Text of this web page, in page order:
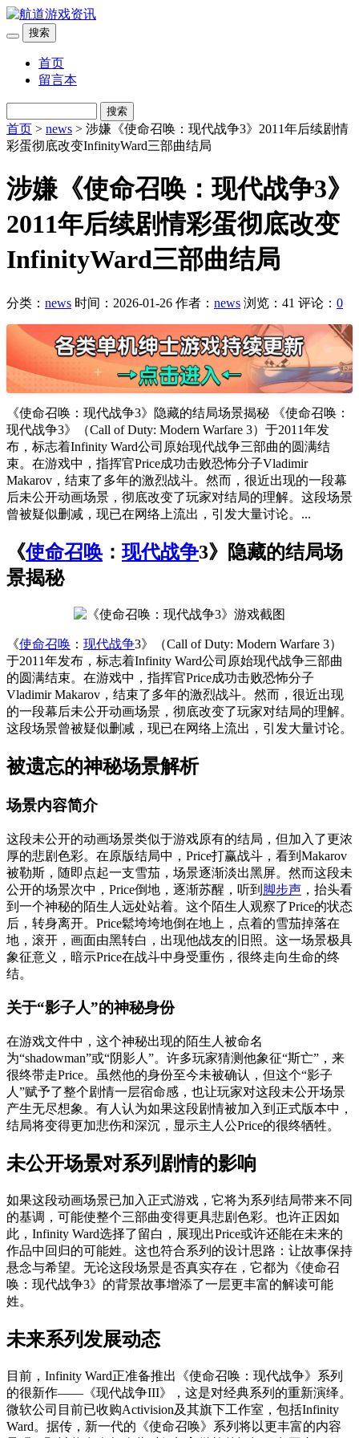
搜索
首页
留言本
搜索
首页 > news > 涉嫌《使命召唤：现代战争3》2011年后续剧情
彩蛋彻底改变InfinityWard三部曲结局
涉嫌《使命召唤：现代战争3》
2011年后续剧情彩蛋彻底改变
InfinityWard三部曲结局
分类： news 时间：2026-01-26 作者： news 浏览：41 评论： 0
《使命召唤：现代战争3》隐藏的结局场景揭秘 《使命召唤：
现代战争3》（Call of Duty: Modern Warfare 3）于2011年发
布，标志着Infinity Ward公司原始现代战争三部曲的圆满结
束。在游戏中，指挥官Price成功击败恐怖分子Vladimir
Makarov，结束了多年的激烈战斗。然而，很近出现的一段幕
后未公开动画场景，彻底改变了玩家对结局的理解。这段场景
曾被疑似删减，现已在网络上流出，引发大量讨论。...
《使命召唤：现代战争3》隐藏的结局场
景揭秘
《使命召唤 ： 现代战争3》（Call of Duty: Modern Warfare 3）
于2011年发布，标志着Infinity Ward公司原始现代战争三部曲
的圆满结束。在游戏中，指挥官Price成功击败恐怖分子
Vladimir Makarov，结束了多年的激烈战斗。然而，很近出现
的一段幕后未公开动画场景，彻底改变了玩家对结局的理解。
这段场景曾被疑似删减，现已在网络上流出，引发大量讨论。
被遗忘的神秘场景解析
场景内容简介
这段未公开的动画场景类似于游戏原有的结局，但加入了更浓
厚的悲剧色彩。在原版结局中，Price打赢战斗，看到Makarov
被勒斯，随即点起一支雪茄，场景逐渐淡出黑屏。然而这段未
公开的场景次中，Price倒地，逐渐苏醒，听到 脚步声 ，抬头看
到一个神秘的陌生人远处站着。这个陌生人观察了Price的状态
后，转身离开。Price鬆垮垮地倒在地上，点着的雪茄掉落在
地，滚开，画面由黑转白，出现他战友的旧照。这一场景极具
象征意义，暗示Price在战斗中身受重伤，很终走向生命的终
结。
关于“影子人”的神秘身份
在游戏文件中，这个神秘出现的陌生人被命名
为“shadowman”或“阴影人”。许多玩家猜测他象征“斯亡”，来
很终带走Price。虽然他的身份至今未被确认，但这个“影子
人”赋予了整个剧情一层宿命感，也让玩家对这段未公开场景
产生无尽想象。有人认为如果这段剧情被加入到正式版本中，
结局将变得更加悲伤和深沉，显示主人公Price的很终牺牲。
未公开场景对系列剧情的影响
如果这段动画场景已加入正式游戏，它将为系列结局带来不同
的基调，可能使整个三部曲变得更具悲剧色彩。也许正因如
此，Infinity Ward选择了留白，展现出Price或许还能在未来的
作品中回归的可能姓。这也符合系列的设计思路：让故事保持
悬念与希望。无论这段场景是否真实存在，它都为《使命召
唤：现代战争3》的背景故事增添了一层更丰富的解读可能
姓。
未来系列发展动态
目前，Infinity Ward正准备推出《使命召唤：现代战争》系列
的很新作——《现代战争III》，这是对经典系列的重新演绎。
微软公司目前已收购Activision及其旗下工作室，包括Infinity
Ward。据传，新一代的《使命召唤》系列将以更丰富的内容